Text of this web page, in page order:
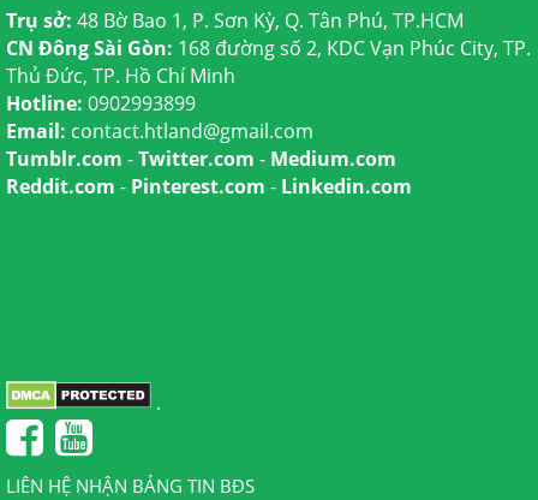
Trụ sở: 48 Bờ Bao 1, P. Sơn Kỳ, Q. Tân Phú, TP.HCM
CN Đông Sài Gòn: 168 đường số 2, KDC Vạn Phúc City, TP.
Thủ Đức, TP. Hồ Chí Minh
Hotline: 0902993899
Email: contact.htland@gmail.com
Tumblr.com -Twitter.com - Medium.com
Reddit.com - Pinterest.com - Linkedin.com
.
LIÊN HỆ NHẬN BẢNG TIN BĐS